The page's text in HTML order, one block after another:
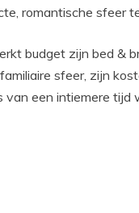
romantische sfeer
budget zijn bed &
sfeer, zijn
van een intiemere tijd